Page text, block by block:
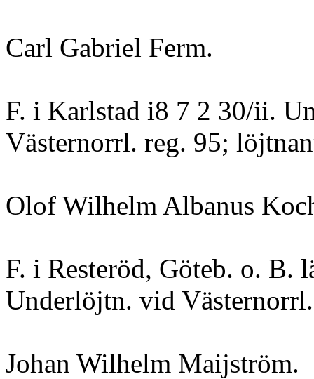
Carl Gabriel Ferm.
F. i Karlstad i8 7 2 30/ii.
Västernorrl. reg. 95;
Olof Wilhelm Albanus
F. i Resteröd, Göteb. o. B.
Underlöjtn. vid
Johan Wilhelm Maijström.